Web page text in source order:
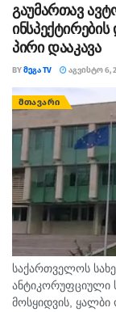
გაუმართავ
პირი დააკავა
BYᲛᲔᲒᲐ TV ᲐᲒᲕᲘᲡᲢᲝ 6,
ᲛᲗᲐᲕᲐᲠᲘ
საქართველოს
ანტიკორუფციული
მოსყიდვის, ყალბი